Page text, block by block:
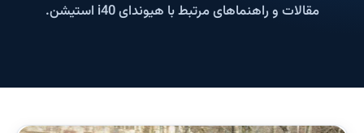
مقالات و راهنماهای مرتبط با هیوندای i40 استیشن.